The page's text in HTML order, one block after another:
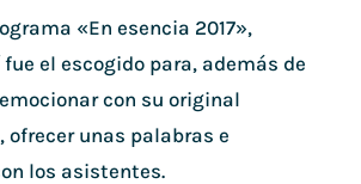
«En esencia 2017»,
el escogido para, además de
con su original
ofrecer unas palabras e
los asistentes.